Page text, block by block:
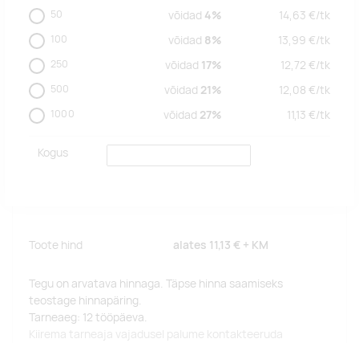
50 võidad 4% 14,63 €/tk
100 võidad 8% 13,99 €/tk
250 võidad 17% 12,72 €/tk
500 võidad 21% 12,08 €/tk
1000 võidad 27% 11,13 €/tk
Kogus
Toote hind alates 11,13 € + KM
Tegu on arvatava hinnaga. Täpse hinna saamiseks
teostage hinnapäring.
Tarneaeg: 12 tööpäeva.
Kiirema tarneaja vajadusel palume kontakteeruda